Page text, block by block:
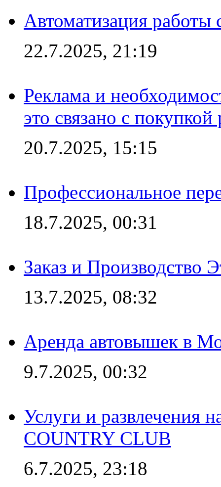
Автоматизация работы
22.7.2025, 21:19
Реклама и
это связано с покупкой
20.7.2025, 15:15
Профессиональное
18.7.2025, 00:31
Заказ и Производство
13.7.2025, 08:32
Аренда автовышек в
9.7.2025, 00:32
Услуги и развлечения
COUNTRY CLUB
6.7.2025, 23:18